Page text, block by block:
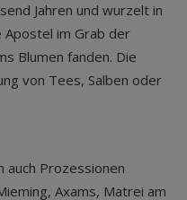
Jahren und wurzelt in
Apostel im Grab der
Blumen fanden. Die
von Tees, Salben oder
auch Prozessionen
Axams, Matrei am